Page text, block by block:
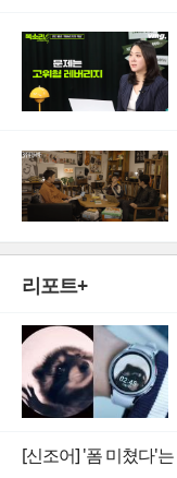
리포트+
[신조어] '폼 미쳤다'